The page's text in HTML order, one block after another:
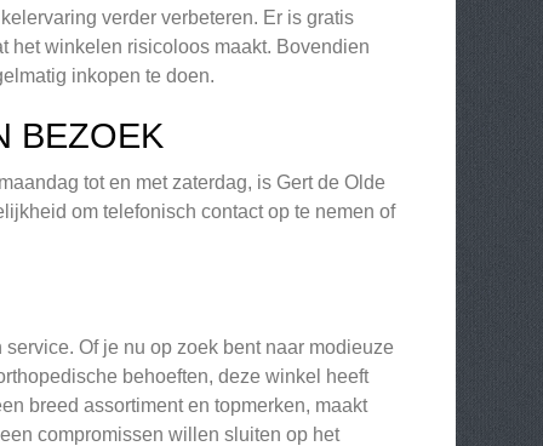
verder verbeteren. Er is gratis
het winkelen risicoloos maakt. Bovendien
inkopen te doen.
BEZOEK
tot en met zaterdag, is Gert de Olde
om telefonisch contact op te nemen of
Of je nu op zoek bent naar modieuze
behoeften, deze winkel heeft
breed assortiment en topmerken, maakt
compromissen willen sluiten op het